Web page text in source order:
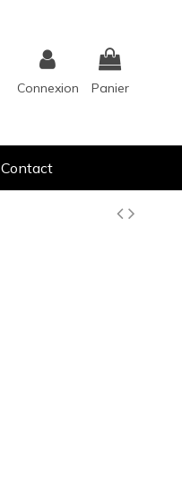
Connexion Panier
Contact